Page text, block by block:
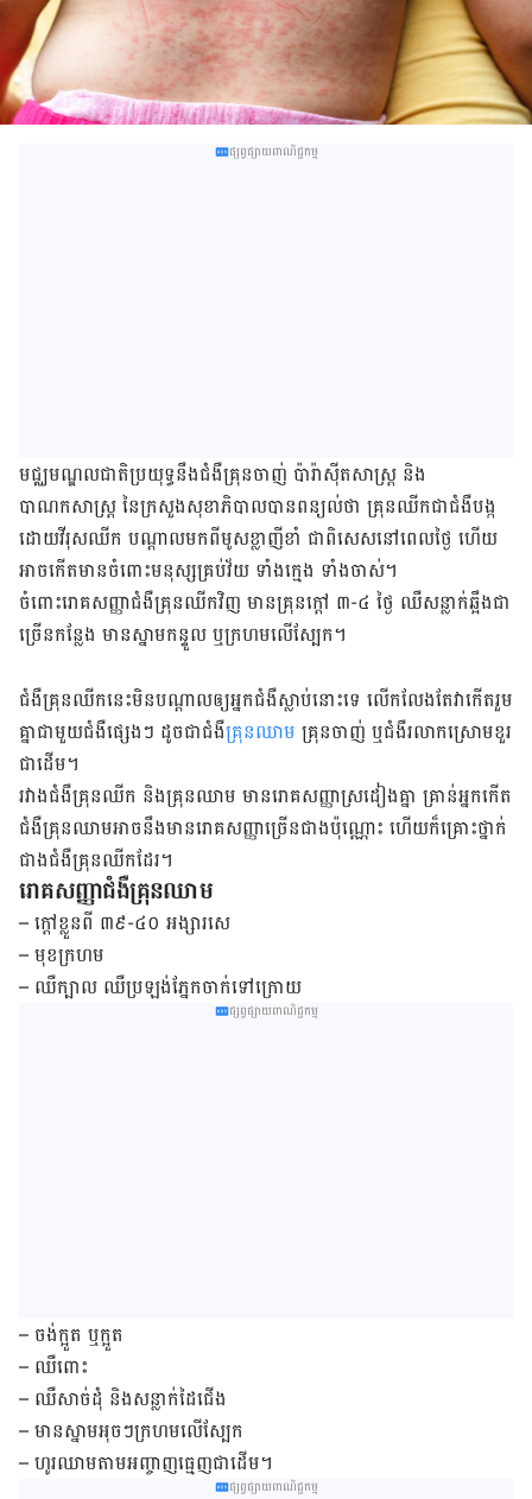
ផ្សព្វផ្សាយពាណិជ្ជកម្ម
មជ្ឈមណ្ឌល​ជាតិ​ប្រយុទ្ធ​នឹង​ជំងឺគ្រុនចាញ់​ ប៉ារ៉ាស៊ីតសាស្រ្ត និង​
បាណកសាស្រ្ត នៃ​ក្រសួង​សុខាភិបាល​បាន​ពន្យល់​ថា គ្រុនឈីកជា​ជំងឺ​​បង្ក​
ដោយ​វីរុស​ឈីក បណ្ដាល​មកពី​មូស​ខ្លា​ញី​ខាំ ជាពិសេស​នៅ​ពេលថ្ងៃ ហើយ​
អាច​កើត​មាន​ចំពោះ​មនុស្ស​គ្រប់​វ័យ​ ទាំង​ក្មេង ​ទាំង​ចាស់។
ចំពោះ​រោគ​សញ្ញា​ជំងឺ​គ្រុន​ឈីក​វិញ មាន​គ្រុន​ក្តៅ ៣-៤ ថ្ងៃ ឈឺ​សន្លាក់​ឆ្អឹង​ជា​
ច្រើន​កន្លែង មាន​ស្នាម​កន្ទួល ឬ​ក្រហម​លើ​ស្បែក។
​ជំងឺ​គ្រុនឈីក​នេះ​មិន​បណ្តាល​ឲ្យ​អ្នក​ជំងឺ​ស្លាប់​នោះ​ទេ លើក​លែង​តែ​វា​កើត​រួម
គ្នា​ជាមួយ​ជំងឺ​ផ្សេងៗ ដូច​ជា​ជំងឺ​គ្រុនឈាម គ្រុនចាញ់ ឬ​ជំងឺ​រលាក​ស្រោមខួរ​
ជា​ដើម។
រវាង​ជំងឺ​គ្រុនឈីក និង​គ្រុនឈាម មាន​រោគ​សញ្ញា​ស្រដៀង​គ្នា គ្រាន់​អ្នក​កើត​
ជំងឺ​គ្រុន​ឈាម​អាច​នឹង​មាន​រោគ​សញ្ញា​ច្រើន​ជាង​ប៉ុណ្ណោះ ហើយ​ក៏​គ្រោះថ្នាក់​
ជាង​ជំងឺ​គ្រុន​ឈីក​ដែរ។
រោគ​សញ្ញា​ជំងឺ​គ្រុន​ឈាម
– ក្តៅ​ខ្លួន​ពី ៣៩-៤០ អង្សារសេ
– មុខក្រហម
– ឈឺក្បាល ឈឺ​ប្រឡង់​ភ្នែក​ចាក់​ទៅ​ក្រោយ
ផ្សព្វផ្សាយពាណិជ្ជកម្ម
– ចង់​ក្អួត ឬក្អួត
– ឈឺពោះ
– ឈឺសាច់ដុំ និងសន្លាក់ដៃជើង
– មានស្នាមអុចៗក្រហមលើស្បែក
– ហូរឈាមតាមអញ្ចាញធ្មេញជាដើម។
ផ្សព្វផ្សាយពាណិជ្ជកម្ម